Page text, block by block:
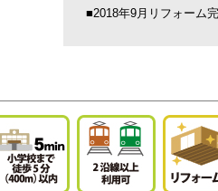
■2018年9月リフォーム